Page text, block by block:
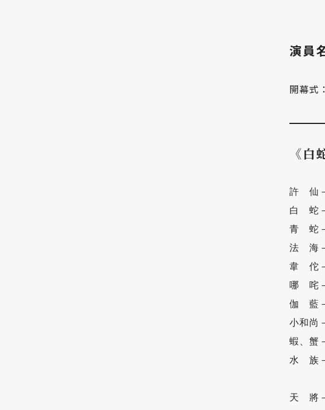
演員
開幕式
《白
許　仙
白　蛇
青　蛇
法　海
韋　佗
哪　咤
伽　藍
小和
蝦、蟹
水　族
吳子
天　將